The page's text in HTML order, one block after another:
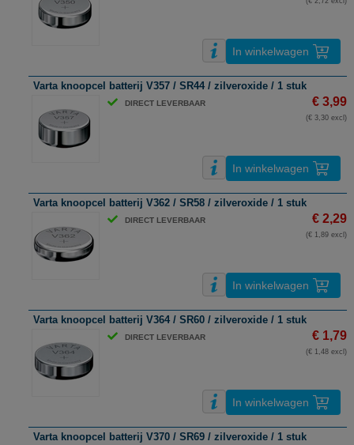
In winkelwagen
Varta knoopcel batterij V357 / SR44 / zilveroxide / 1 stuk
DIRECT LEVERBAAR € 3,99
(€ 3,30 excl)
In winkelwagen
Varta knoopcel batterij V362 / SR58 / zilveroxide / 1 stuk
DIRECT LEVERBAAR € 2,29
(€ 1,89 excl)
In winkelwagen
Varta knoopcel batterij V364 / SR60 / zilveroxide / 1 stuk
DIRECT LEVERBAAR € 1,79
(€ 1,48 excl)
In winkelwagen
Varta knoopcel batterij V370 / SR69 / zilveroxide / 1 stuk